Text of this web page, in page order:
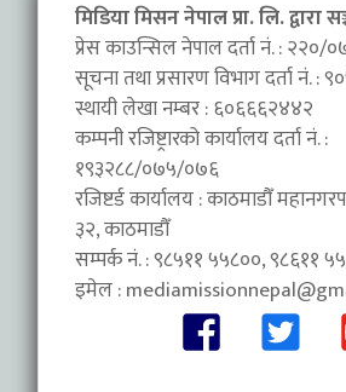
मिडिया मिसन नेपाल प्रा. लि. द्वारा
प्रेस काउन्सिल नेपाल दर्ता नं. :
सूचना तथा प्रसारण विभाग दर्ता नं.
स्थायी लेखा नम्बर : ६०६६६२४४२
कम्पनी रजिष्ट्रारको कार्यालय दर्ता नं. :
१९३२८८/०७५/०७६
रजिष्टर्ड कार्यालय : काठमाडौँ
३२, काठमाडौँ
सम्पर्क नं. : ९८५११ ५५८००, ९८६११
इमेल :